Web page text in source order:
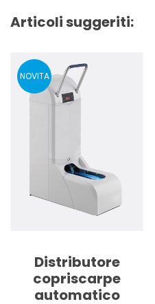
Articoli suggeriti: